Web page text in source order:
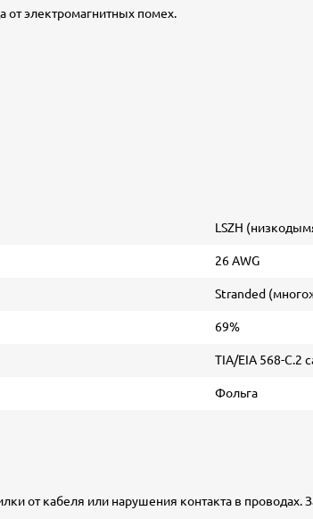
от электромагнитных помех.
LSZH
26 AWG
Stranded
69%
TIA/EIA 568-C.2
Фольга
от кабеля или нарушения контакта в